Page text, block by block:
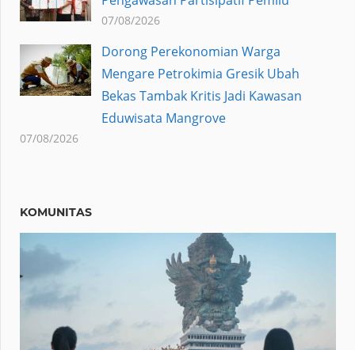
07/08/2026
Dorong Perekonomian Warga
Mengare Petrokimia Gresik Ubah
Bekas Tambak Kritis Jadi Kawasan
Eduwisata Mangrove
07/08/2026
KOMUNITAS